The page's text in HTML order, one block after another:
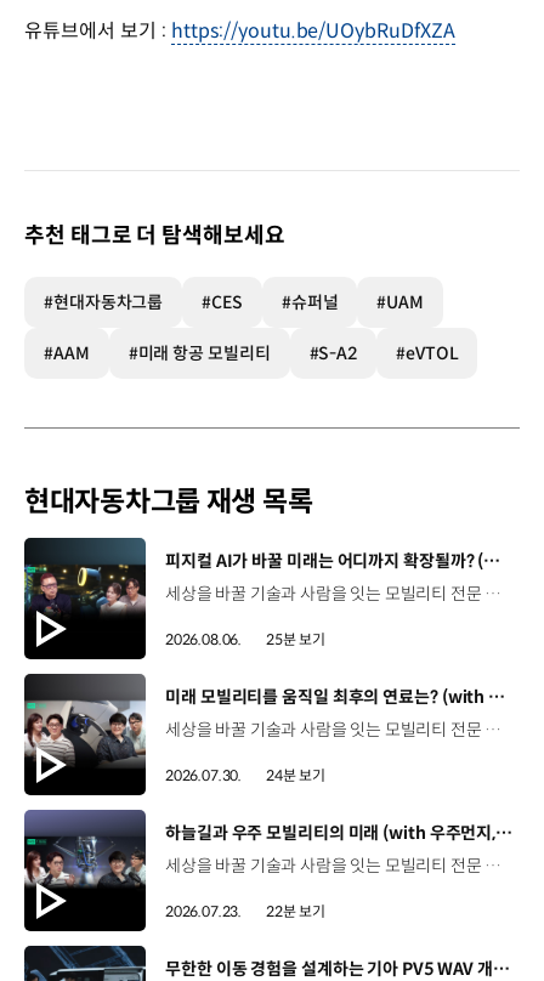
유튜브에서 보기 : https://youtu.be/UOybRuDfXZA
추천 태그로 더 탐색해보세요
#현대자동차그룹 #CES #슈퍼널 #UAM
#AAM #미래 항공 모빌리티 #S-A2 #eVTOL
현대자동차그룹 재생 목록
[동영상]
피지컬 AI가 바꿀 미래는 어디까지 확장될까? (with 카이스트 김대식 교수) | 현대진행형 팟캐스트 EP. 22
세상을 바꿀 기술과 사람을 잇는 모빌리티 전문 팟캐스트, 현대진행형. 🔊과학커뮤니케이터 이독실, 여도은 앵커‬,그리고 카이스트 김대식 교수와 함께했습니다. 이제는 AI가 물건을 옮기고, 사람을 돕고, 함께 일하는 시대! 스물두 번째 에피소드에서는 몸을 가진 AI, ‘피지컬 AI’를 주제로휴머노이드가 사람을 닮은 이유부터 산업과 일상에 가져올 변화,그리고 현대자동차그룹이 준비하는 피지컬 AI의 미래까지 이야기합니다. 화면 밖을 나와 몸을 갖게 된 AI, 우리의 일상은 어떻게 달라질까요?현대진행형 22편에서 확인해 보세요. 현대진행형 팟빵 ▶현대진행형 애플 팟캐스트 ▶현대진행형 스포티파이 ▶ 00:00 하이라이트00:37 출연진 소개01:00 몸을 가진 AI, 피지컬 AI란?01:31 10년 만에 달라진 휴머노이드 기술02:42 도구로 능력을 확장해 온 인간04:51 인간의 의지까지 확장하는 AI05:30 휴머노이드는 왜 사람을 닮았을까?07:18 휴머노이드 개발에 남은 가장 큰 과제07:31 인간의 손과 다른 아틀라스의 손08:36 피지컬 AI가 가장 먼저 필요한 분야09:32 AI 시대, 노동의 의미는 달라질까?12:13 아직 1%도 시작하지 않은 피지컬 AI16:28 현대자동차그룹이 준비해 온 피지컬 AI17:31 미래 모빌리티는 어떤 모습일까?19:14 현대자동차그룹이 가진 풀스택 경쟁력20:10 피지컬 AI의 성능을 결정하는 모션 데이터22:49 휴머노이드와 함께 일하는 시대23:51 클로징 *본 영상에 포함된 참여자의 의견은 현대자동차그룹의 공식 입장과 다를 수 있습니다. #현대자동차그룹 #현대진행형 #모빌리티팟캐스트 #피지컬AI #휴머노이드 #보스턴다이나믹스 #아틀라스 #미래모빌리티 #모빌리티 #팟캐스트
2026.08.06. 25분 보기
[동영상]
미래 모빌리티를 움직일 최후의 연료는? (with 우주먼지, 항성) | 현대진행형 팟캐스트 EP. 21
세상을 바꿀 기술과 사람을 잇는 모빌리티 전문 팟캐스트, 현대진행형. 🔊 과학커뮤니케이터 이독실, 여도은 앵커,그리고 천문학자 우주먼지, 과학커뮤니케이터 항성과 함께했습니다. 휘발유부터 전기차, 수소전기차, 하이브리드까지미래 모빌리티를 움직일 연료는 무엇일까요? 스물한 번째 에피소드에서는 자동차의 '연료'를 주제로다양한 에너지가 만들어갈 미래 모빌리티 라이프스타일을 이야기합니다. 연료가 바뀌면 자동차도, 우리의 이동 방식도 달라지지 않을까요?현대진행형 21편에서 확인해 보세요. 현대진행형 팟빵▶ 현대진행형 애플 팟캐스트▶현대진행형 스포티파이▶ 00:00 하이라이트00:21 인트로 / 자기소개00:58 자동차의 성격, 무엇으로 결정될까?03:38 연료란, 자동차의 성격을 결정하는 DNA04:24 휘발유는 어떻게 연료 경쟁에서 살아남았을까06:09 휘발유의 과거와 현재, 유연휘발유 속 납성분07:02 지구를 납으로 오염시키던 유연휘발유가 사라진 이유08:47 달리는 전자제품이 된 자동차, SDV 시대로의 전환09:46 '기계공학' 시스템에서 '소프트웨어'로 변화하는 모빌리티11:18 친환경차 시대가 오기까지의 기술적 과제11:43 전기차 배터리가 풀어야 할 숙제12:25 배터리를 관리하는 BMS 기술13:51 수소전기차, 인프라가 먼저일까 수요가 먼저일까?14:23 수소가 청정 연료로 주목받는 이유15:08 우주에서 가장 흔한 원소, 수소 생산과 운송의 현실적인 과제16:49 수소가 필요한 모빌리티는 따로 있다18:21 하이브리드가 대세인 시대, 그 이유는? 19:26 하이브리드는 연료 과도기를 견디게 해주는 기술21:44 전기·수소·하이브리드를 함께 준비하는 멀티 파워트레인 전략이란?23:30 클로징 *본 영상에 포함된 참여자의 의견은 현대자동차그룹의 공식 입장과 다를 수 있습니다. #현대자동차그룹 #현대진행형 #모빌리티팟캐스트 #전기차 #수소전기차 #연료 #에너지 #미래모빌리티 #모빌리티 #팟캐스트
2026.07.30. 24분 보기
[동영상]
하늘길과 우주 모빌리티의 미래 (with 우주먼지, 항성) | 현대진행형 팟캐스트 EP. 20
세상을 바꿀 기술과 사람을 잇는 모빌리티 전문 팟캐스트, 현대진행형. 🔊 과학커뮤니케이터 이독실, 여도은 앵커,그리고 천문학자 우주먼지, 과학커뮤니케이터 항성과 함께했습니다. 우주정거장을 거쳐 뉴욕으로 향하는 미래를 상상해본 적 있나요?스무 번째 에피소드에서는 하늘 위 교통 체계와 이동 수단의 모습,그리고 지상을 넘어 우주로 확장되는 모빌리티의 가능성까지 살펴봅니다. 하늘길이 열리면 우리의 일상은 어떻게 달라질지,현대진행형 20편에서 확인해 보세요. 현대진행형 팟빵▶현대진행형 애플 팟캐스트▶현대진행형 스포티파이▶ 00:00 하이라이트00:24 인트로 / 자기소개00:47 하늘길의 교통은 어떻게 다를까02:33 하늘의 교통 관제 시스템03:10 하늘을 나는 자동차의 모습은?05:10 미래 하늘길의 동력원과 연료06:42 휘발유 대신 항공유가 쓰일 가능성07:18 자동차에서 모빌리티로의 변화08:13 하늘길 시대의 도로와 도시10:02 우주 모빌리티는 어디까지 가능할까12:18 우주를 경험하는 미래12:57 우주로 확장되는 모빌리티13:30 하늘과 우주에서 좋은 차의 기준은?14:54 우주 관광은 누구나 가능할까16:35 현대로템과 한국 우주 산업의 미래18:37 미래 모빌리티가 바꿀 우리의 일상 *본 영상에 포함된 참여자의 의견은 현대자동차그룹의 공식 입장과 다를 수 있습니다. #현대자동차그룹 #현대진행형 #모빌리티팟캐스트 #UAM #스카이모빌리티 #하늘길 #자율주행 #우주 #우주항공 #모빌리티 #팟캐스트
2026.07.23. 22분 보기
[동영상]
무한한 이동 경험을 설계하는 기아 PV5 WAV 개발 스토리 | The Moving Room